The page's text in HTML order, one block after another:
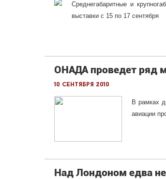
Среднегабаритные и
выставки с 15 по 17 сентября
ОНАДА проведет ряд
10 сентября 2010
В рамках
авиации
Над Лондоном едва